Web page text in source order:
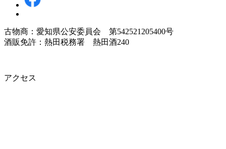
古物商：愛知県公安委員会 第542521205400号
酒販免許：熱田税務署 熱田酒240
アクセス